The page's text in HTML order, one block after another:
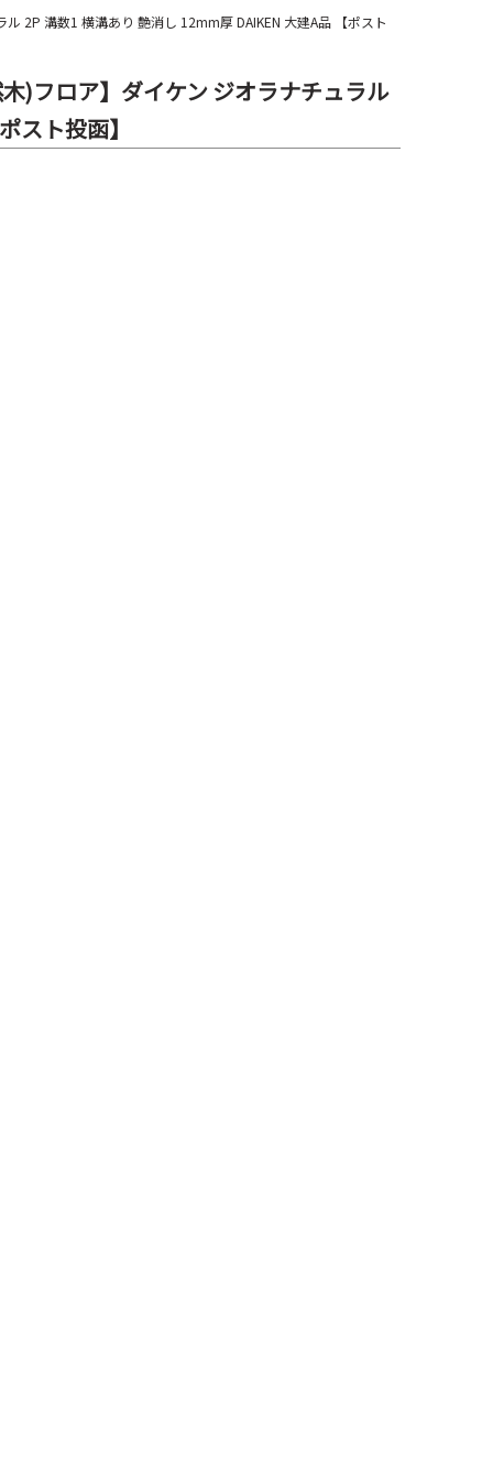
2P 溝数1 横溝あり 艶消し 12mm厚 DAIKEN 大建A品 【ポスト
)フロア】ダイケン ジオラナチュラル
スト投函】